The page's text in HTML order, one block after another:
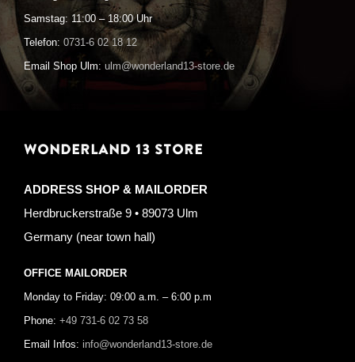
Samstag: 11:00 – 18:00 Uhr
Telefon: 0731-6 02 18 12
Email Shop Ulm: ulm@wonderland13-store.de
WONDERLAND 13 STORE
ADDRESS SHOP & MAILORDER
Herdbruckerstraße 9 • 89073 Ulm
Germany (near town hall)
OFFICE MAILORDER
Monday to Friday: 09:00 a.m. – 6:00 p.m
Phone: +49 731-6 02 73 58
Email Infos: info@wonderland13-store.de